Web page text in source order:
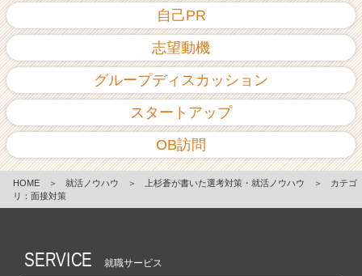
自己PR
志望動機
グループディスカッション
スタートアップ
OB訪問
HOME ＞ 就活ノウハウ ＞ 上杉蒼が書いた選考対策・就活ノウハウ ＞
カテゴ
リ：面接対策
SERVICE 就職サービス